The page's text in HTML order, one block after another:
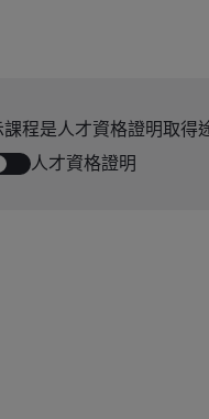
課程是人才資格證明取
人才資格證明